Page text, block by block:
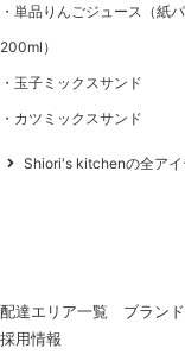
単品りんごジュース（紙
200ml）
玉子ミックスサンド
カツミックスサンド
Shiori's kitchenの全アイ
配達エリア一覧 ブラン
採用情報